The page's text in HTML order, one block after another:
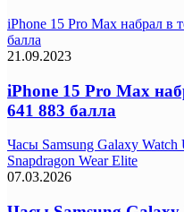
iPhone 15 Pro Max набрал в
балла
21.09.2023
iPhone 15 Pro Max
641 883 балла
Часы Samsung Galaxy
Snapdragon Wear Elite
07.03.2026